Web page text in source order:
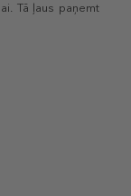
Tā ļaus paņemt